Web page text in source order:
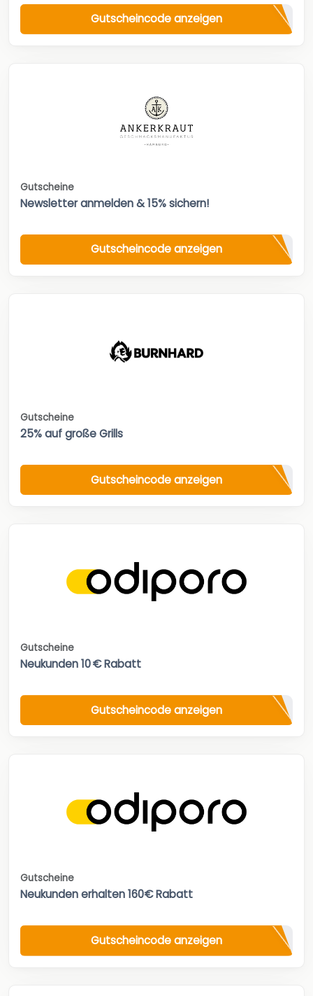
Gutscheincode anzeigen
Gutscheine
Newsletter anmelden & 15% sichern!
Gutscheincode anzeigen
Gutscheine
25% auf große Grills
Gutscheincode anzeigen
Gutscheine
Neukunden 10 € Rabatt
Gutscheincode anzeigen
Gutscheine
Neukunden erhalten 160€ Rabatt
Gutscheincode anzeigen